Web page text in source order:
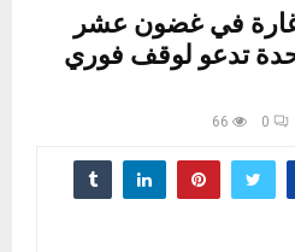
أكثر من 100 غارة في غضون عشر
تدعو لوقف فوري
0
66